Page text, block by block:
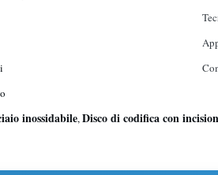
inossidabile,Disco di codifica con